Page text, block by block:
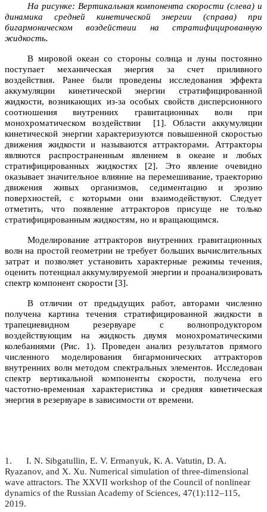
На рисунке: Вертикальная компонента скорости (слева) и
динамика средней кинетической энергии (справа) при
бигармоническом воздействии на стратифицированную
жидкость.
В мировой океан со стороны солнца и луны постоянно
поступает механическая энергия за счет приливного
воздействия. Ранее были проведены исследования эффекта
аккумуляции кинетической энергии стратифицированной
жидкости, возникающих из-за особых свойств дисперсионного
соотношения внутренних гравитационных волн при
монохроматическом воздействии [1]. Области аккумуляции
кинетической энергии характеризуются повышенной скоростью
движения жидкости и называются аттракторами. Аттракторы
являются распространенным явлением в океане и любых
стратифицированных жидкостях [2]. Это явление очевидно
оказывает значительное влияние на перемешивание, траекторию
движения живых организмов, седиментацию и эрозию
поверхностей, с которыми они взаимодействуют. Следует
отметить, что появление аттракторов присуще не только
стратифицированным жидкостям, но и вращающимся.
Моделирование аттракторов внутренних гравитационных
волн на простой геометрии не требует больших вычислительных
затрат и позволяет установить характерные режимы течения,
оценить потенциал аккумулируемой энергии и проанализировать
спектр компонент скорости [3].
В отличии от предыдущих работ, авторами численно
получена картина течения стратифицированной жидкости в
трапециевидном резервуаре с волнопродуктором
воздействующим на жидкость двумя монохроматическими
колебаниями (Рис. 1). Проведен анализ результатов прямого
численного моделирования бигармонических аттракторов
внутренних волн методом спектральных элементов. Исследован
спектр вертикальной компоненты скорости, получена его
частотно-временная характеристика и средняя кинетическая
энергия в резервуаре в зависимости от времени.
1. I. N. Sibgatullin, E. V. Ermanyuk, K. A. Vatutin, D. A.
Ryazanov, and X. Xu. Numerical simulation of three-dimensional
wave attractors. The XXVII workshop of the Council of nonlinear
dynamics of the Russian Academy of Sciences, 47(1):112–115,
2019.